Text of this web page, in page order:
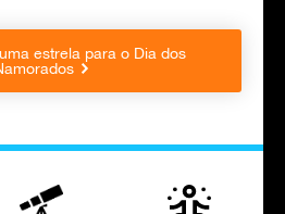
estrela para o Dia dos